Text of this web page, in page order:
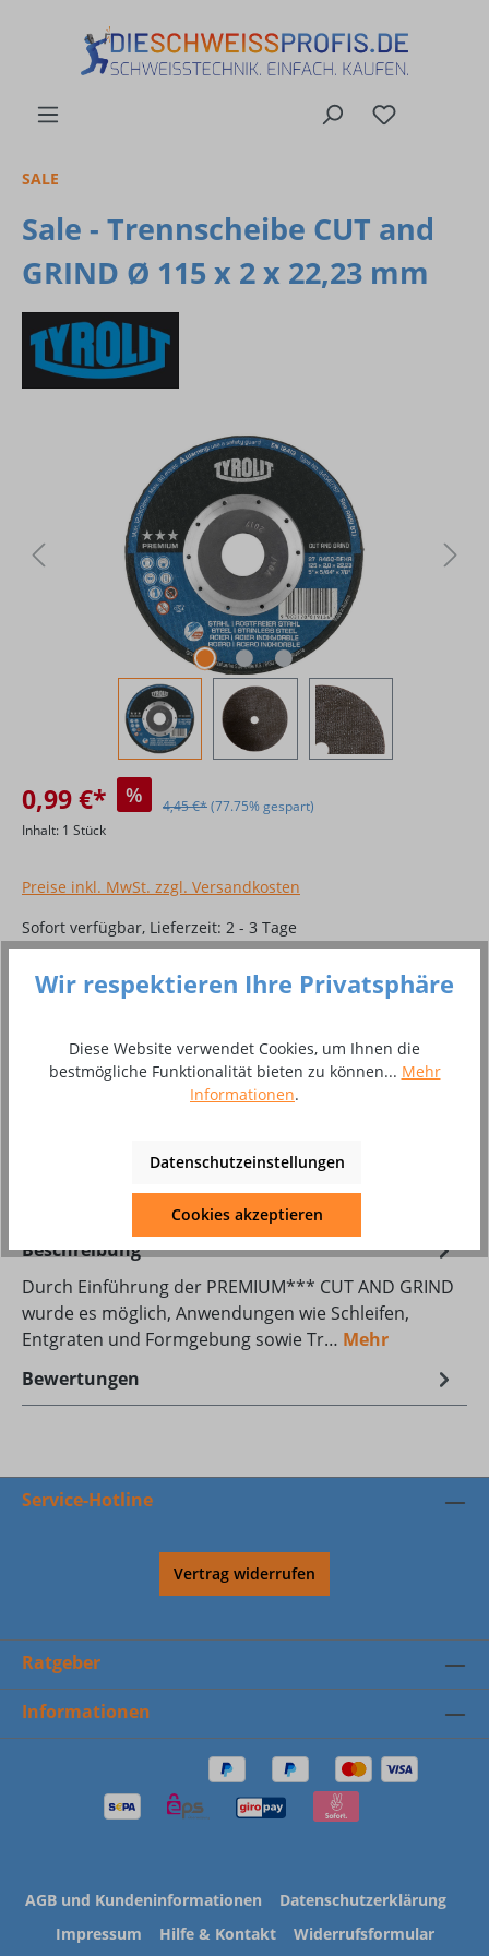
SALE
Sale - Trennscheibe CUT and
GRIND Ø 115 x 2 x 22,23 mm
Bildergalerie überspringen
0,99 €* % 4,45 €*(77.75% gespart)
Inhalt: 1 Stück
Preise inkl. MwSt. zzgl. Versandkosten
Sofort verfügbar, Lieferzeit: 2 - 3 Tage
Produkt Anzahl: Gib den gewünschten
In den Warenkorb
Zum Merkzettel hinzufügen
Produktnummer:10026712-S
vpi_34042756_D.pdf
Beschreibung
Durch Einführung der PREMIUM*** CUT AND GRIND
wurde es möglich, Anwendungen wie Schleifen,
Entgraten und Formgebung sowie Tr… Mehr
Bewertungen
Service-Hotline
Vertrag widerrufen
Ratgeber
Informationen
AGB und Kundeninformationen
Datenschutzerklärung
Impressum
Hilfe & Kontakt Widerrufsformular
Wir respektieren Ihre Privatsphäre
Diese Website verwendet Cookies, um Ihnen die
bestmögliche Funktionalität bieten zu können... Mehr
Informationen.
Datenschutzeinstellungen
Cookies akzeptieren